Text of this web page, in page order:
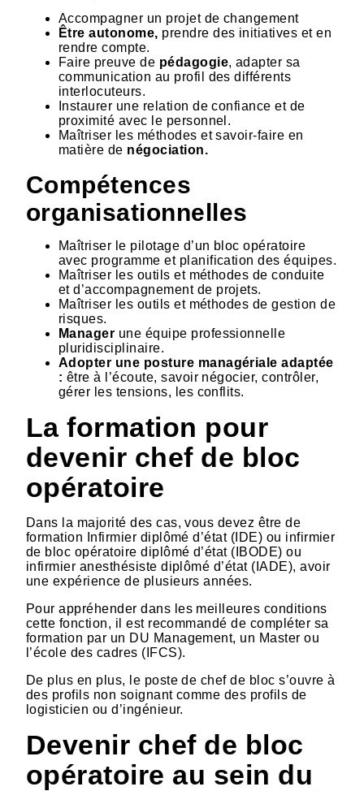
Accompagner un projet de changement
Être autonome, prendre des initiatives et en
rendre compte.
Faire preuve de pédagogie, adapter sa
communication au profil des différents
interlocuteurs.
Instaurer une relation de confiance et de
proximité avec le personnel.
Maîtriser les méthodes et savoir-faire en
matière de négociation.
Compétences
organisationnelles
Maîtriser le pilotage d’un bloc opératoire
avec programme et planification des équipes.
Maîtriser les outils et méthodes de conduite
et d’accompagnement de projets.
Maîtriser les outils et méthodes de gestion de
risques.
Manager une équipe professionnelle
pluridisciplinaire.
Adopter une posture managériale adaptée
: être à l’écoute, savoir négocier, contrôler,
gérer les tensions, les conflits.
La formation pour
devenir chef de bloc
opératoire
Dans la majorité des cas, vous devez être de
formation Infirmier diplômé d’état (IDE) ou infirmier
de bloc opératoire diplômé d’état (IBODE) ou
infirmier anesthésiste diplômé d’état (IADE), avoir
une expérience de plusieurs années.
Pour appréhender dans les meilleures conditions
cette fonction, il est recommandé de compléter sa
formation par un DU Management, un Master ou
l’école des cadres (IFCS).
De plus en plus, le poste de chef de bloc s’ouvre à
des profils non soignant comme des profils de
logisticien ou d’ingénieur.
Devenir chef de bloc
opératoire au sein du